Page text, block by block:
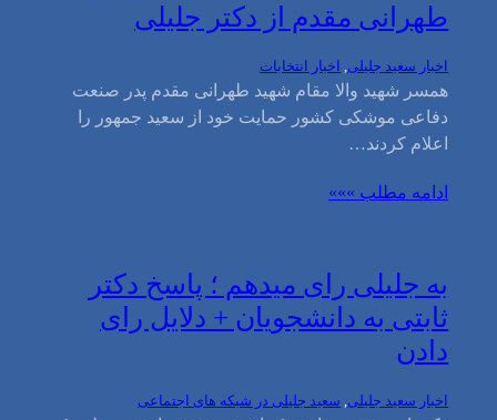
طهرانی مقدم از دکتر جلیلی
اخبار سعید جلیلی, اخبار انتخابات
همسر شهید والا مقام شهید طهرانی مقدم پدر صنعت
دفاعی موشکی کشور حمایت خود از سعید جمهور را
اعلام کردند…
ادامه مطلب »»»
به جلیلی رای میدهم ؛ پاسخ دکتر
ثابتی به دانشجویان + دلایل رای
دادن
اخبار سعید جلیلی, سعید جلیلی در شبکه های اجتماعی